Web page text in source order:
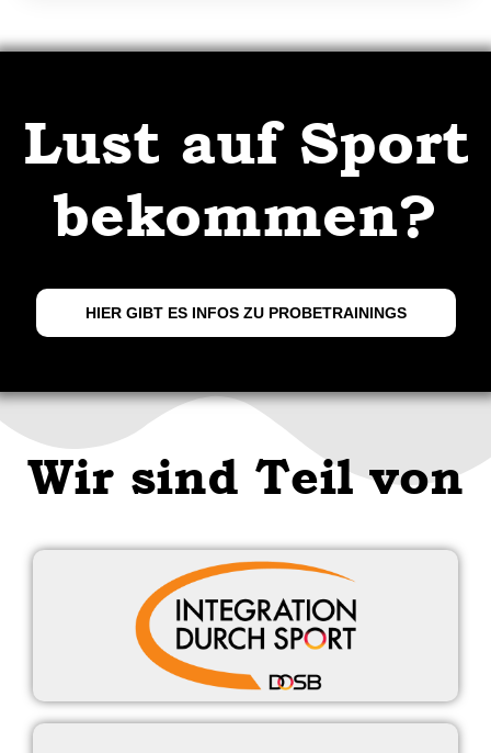
Lust auf Sport
bekommen?
HIER GIBT ES INFOS ZU PROBETRAININGS
Wir sind Teil von